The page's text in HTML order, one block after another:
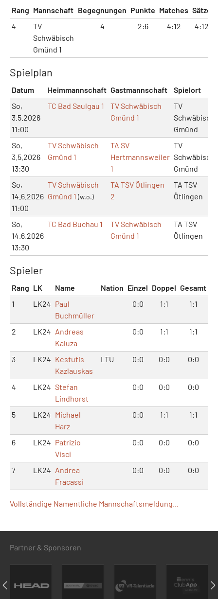
Rang Mannschaft Begegnungen Punkte Matches Sätze
4
TV
Schwäbisch
Gmünd 1
4 2:6 4:12 4:12
Spielplan
Datum Heimmannschaft Gastmannschaft
Spielort
So,
3.5.2026
11:00
TC Bad Saulgau 1
TV Schwäbisch
Gmünd 1
TV
Schwäbisch
Gmünd
So,
3.5.2026
13:30
TV Schwäbisch
Gmünd 1
TA SV
Hertmannsweiler
1
TV
Schwäbisch
Gmünd
So,
14.6.2026
11:00
TV Schwäbisch
Gmünd 1 (w.o.)
TA TSV Ötlingen
2
TA TSV
Ötlingen
So,
14.6.2026
13:30
TC Bad Buchau 1
TV Schwäbisch
Gmünd 1
TA TSV
Ötlingen
Spieler
Rang LK Name Nation Einzel Doppel Gesamt
1
LK24 Paul
Buchmüller
0:0 1:1 1:1
2 LK24 Andreas
Kaluza
0:0 1:1 1:1
3 LK24 Kestutis
Kazlauskas
LTU 0:0 0:0 0:0
4 LK24 Stefan
Lindhorst
0:0 0:0 0:0
5 LK24 Michael
Harz
0:0 1:1 1:1
6 LK24 Patrizio
Visci
0:0 0:0 0:0
7 LK24 Andrea
Fracassi
0:0 0:0 0:0
Vollständige Namentliche Mannschaftsmeldung...
Partner & Sponsoren